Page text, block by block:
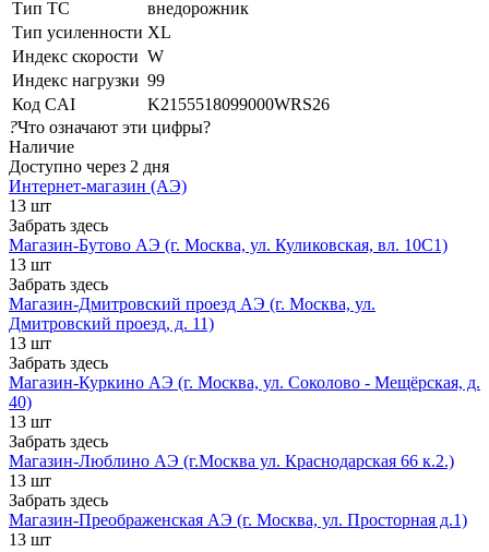
Тип ТС
внедорожник
Тип усиленности XL
Индекс скорости W
Индекс нагрузки 99
Код CAI
K2155518099000WRS26
?Что означают эти цифры?
Наличие
Доступно через 2 дня
Интернет-магазин (АЭ)
13 шт
Забрать здесь
Магазин-Бутово АЭ (г. Москва, ул. Куликовская, вл. 10С1)
13 шт
Забрать здесь
Магазин-Дмитровский проезд АЭ (г. Москва, ул.
Дмитровский проезд, д. 11)
13 шт
Забрать здесь
Магазин-Куркино АЭ (г. Москва, ул. Соколово - Мещёрская, д.
40)
13 шт
Забрать здесь
Магазин-Люблино АЭ (г.Москва ул. Краснодарская 66 к.2.)
13 шт
Забрать здесь
Магазин-Преображенская АЭ (г. Москва, ул. Просторная д.1)
13 шт